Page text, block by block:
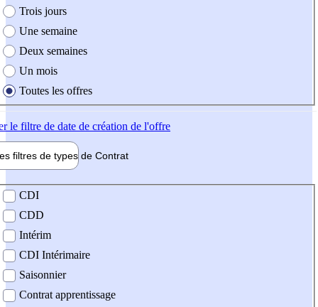
Trois jours
Une semaine
Deux semaines
Un mois
Toutes les offres
le filtre de date de création de l'offre
filtres de types de Contrat
contrat
CDI
CDD
Intérim
CDI Intérimaire
Saisonnier
Contrat apprentissage